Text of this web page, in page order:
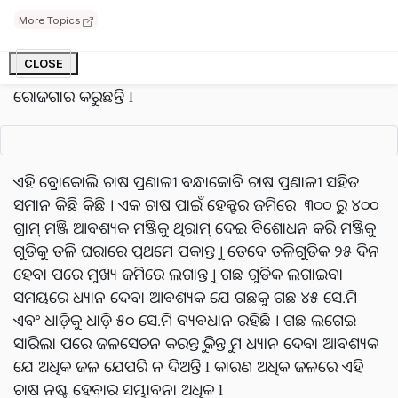
More Topics
CLOSE
ନାହିଁ । ତେବେ ଆମ ରାଜ୍ୟ ଓଡ଼ିଶାର ବରଗଡ଼, ବଲାଙ୍ଗୀର,
କେଉଁଝର, ମୟୁରଭଞ୍ଜ ଭଳି ଅନେକ ଜିଲ୍ଲାରେ ବ୍ୟାବସାୟିକ
ଭିଭିରେ ଚାଷ କରାଯାଉଛି । ଯାହାକୁ ଚାଷୀ ଚାଷ କରି ଅନେକ ଟଙ୍କା
ରୋଜଗାର କରୁଛନ୍ତି l
ଏହି ବ୍ରୋକୋଲି ଚାଷ ପ୍ରଣାଳୀ ବନ୍ଧାକୋବି ଚାଷ ପ୍ରଣାଳୀ ସହିତ
ସମାନ କିଛି କିଛି । ଏକ ଚାଷ ପାଇଁ ହେକ୍ଟର ଜମିରେ ୩୦୦ ରୁ ୪୦୦
ଗ୍ରାମ୍ ମଞ୍ଜି ଆବଶ୍ୟକ ମଞ୍ଜିକୁ ଥିରାମ୍ ଦେଇ ବିଶୋଧନ କରି ମଞ୍ଜିକୁ
ଗୁଡିକୁ ତଳି ଘରାରେ ପ୍ରଥମେ ପକାନ୍ତୁ । ତେବେ ତଳିଗୁଡିକ ୨୫ ଦିନ
ହେବା ପରେ ମୁଖ୍ୟ ଜମିରେ ଲଗାନ୍ତୁ । ଗଛ ଗୁଡିକ ଲଗାଇବା
ସମୟରେ ଧ୍ୟାନ ଦେବା ଆବଶ୍ୟକ ଯେ ଗଛକୁ ଗଛ ୪୫ ସେ.ମି
ଏବଂ ଧାଡ଼ିକୁ ଧାଡ଼ି ୫୦ ସେ.ମି ବ୍ୟବଧାନ ରହିଛି । ଗଛ ଲଗେଇ
ସାରିଲା ପରେ ଜଳସେଚନ କରନ୍ତୁ କିନ୍ତୁ ମ ଧ୍ୟାନ ଦେବା ଆବଶ୍ୟକ
ଯେ ଅଧିକ ଜଳ ଯେପରି ନ ଦିଅନ୍ତି l କାରଣ ଅଧିକ ଜଳରେ ଏହି
ଚାଷ ନଷ୍ଟ ହେବାର ସମ୍ଭାବନା ଅଧିକ l